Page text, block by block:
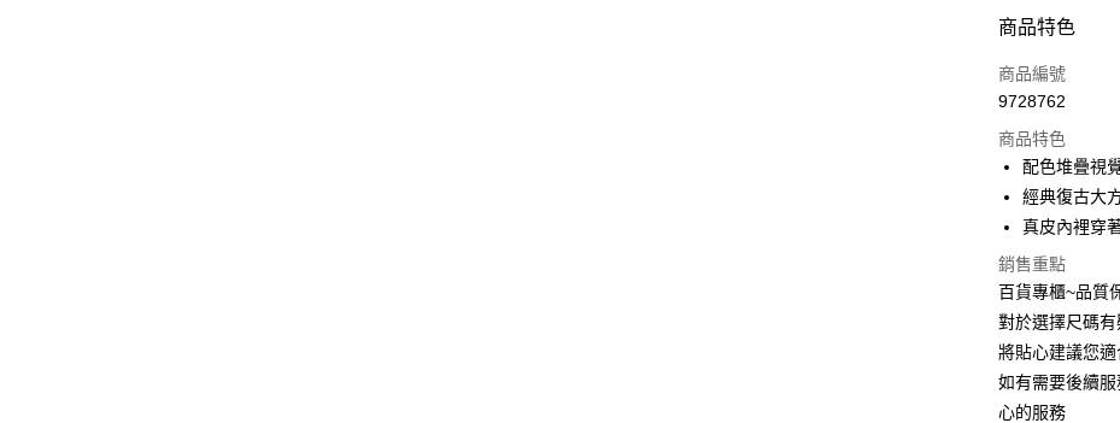
街口支付
運送方式
宅配
每筆NT$90，
商品特色
商品編號
9728762
商品特色
配色堆疊視
經典復古大
真皮內裡穿
銷售重點
百貨專櫃~品質
對於選擇尺碼
將貼心建議您
如有需要後續
心的服務